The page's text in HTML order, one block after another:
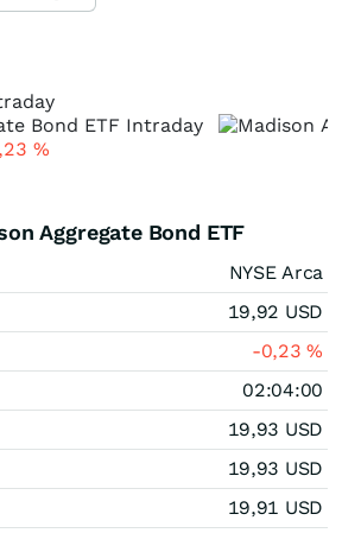
%
Aggregate Bond ETF
NYSE Arca
19,92 USD
-0,23%
02:04:00
19,93 USD
19,93 USD
19,91 USD